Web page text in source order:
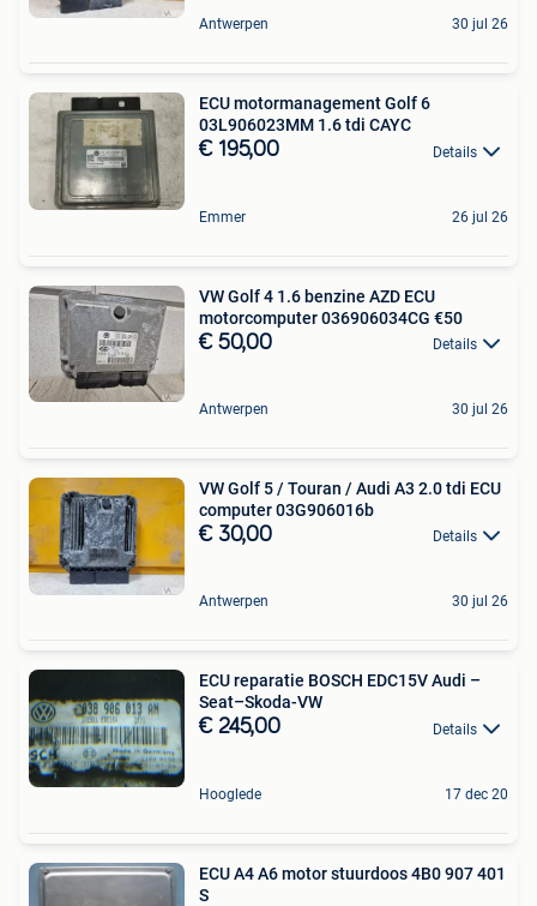
Antwerpen 30 jul 26
ECU motormanagement Golf 6
03L906023MM 1.6 tdi CAYC
€ 195,00 Details
Emmer 26 jul 26
VW Golf 4 1.6 benzine AZD ECU
motorcomputer 036906034CG €50
€ 50,00 Details
Antwerpen 30 jul 26
VW Golf 5 / Touran / Audi A3 2.0 tdi ECU
computer 03G906016b
€ 30,00 Details
Antwerpen 30 jul 26
ECU reparatie BOSCH EDC15V Audi –
Seat–Skoda-VW
€ 245,00 Details
Hooglede 17 dec 20
ECU A4 A6 motor stuurdoos 4B0 907 401
S